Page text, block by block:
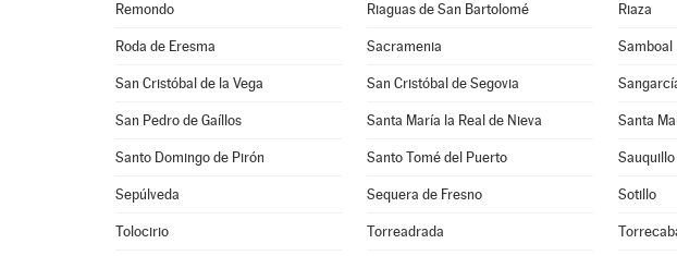
Remondo Riaguas de San Bartolomé Riaza
Roda de Eresma Sacramenia Samboal
San Cristóbal de la Vega San Cristóbal de Segovia
San Pedro de Gaíllos Santa María la Real de Nieva Santa
Santo Domingo de Pirón Santo Tomé del Puerto
Sepúlveda Sequera de Fresno Sotillo
Tolocirio Torreadrada